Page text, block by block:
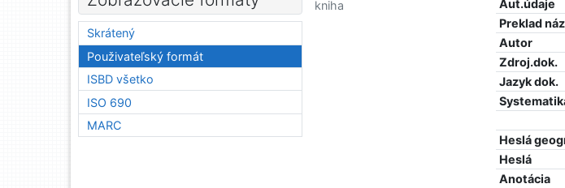
Aut.údaje
Preklad
Autor
Zdroj.dok.
Jazyk dok.
Heslá
Heslá
Anotácia
kniha
Skrátený
Použivateľský formát
ISBD všetko
ISO 690
MARC